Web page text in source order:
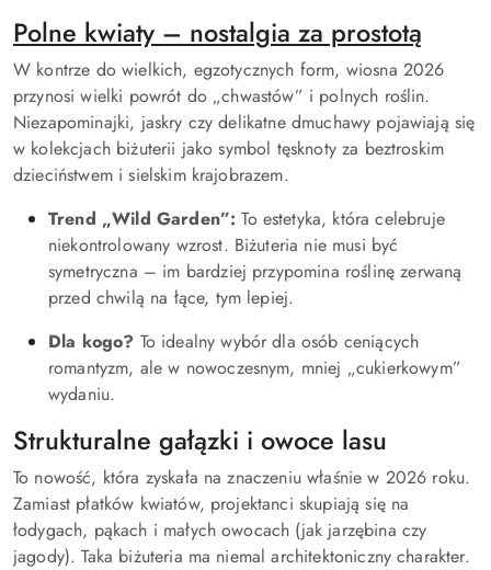
Polne kwiaty – nostalgia za prostotą
W kontrze do wielkich, egzotycznych form, wiosna 2026
przynosi wielki powrót do „chwastów” i polnych roślin.
Niezapominajki, jaskry czy delikatne dmuchawy pojawiają się
w kolekcjach biżuterii jako symbol tęsknoty za beztroskim
dzieciństwem i sielskim krajobrazem.
Trend „Wild Garden”: To estetyka, która celebruje
niekontrolowany wzrost. Biżuteria nie musi być
symetryczna – im bardziej przypomina roślinę zerwaną
przed chwilą na łące, tym lepiej.
Dla kogo? To idealny wybór dla osób ceniących
romantyzm, ale w nowoczesnym, mniej „cukierkowym”
wydaniu.
Strukturalne gałązki i owoce lasu
To nowość, która zyskała na znaczeniu właśnie w 2026 roku.
Zamiast płatków kwiatów, projektanci skupiają się na
łodygach, pąkach i małych owocach (jak jarzębina czy
jagody). Taka biżuteria ma niemal architektoniczny charakter.